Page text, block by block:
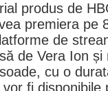
produs de
premiera pe
de
de Vera Ion și
cu o
fi